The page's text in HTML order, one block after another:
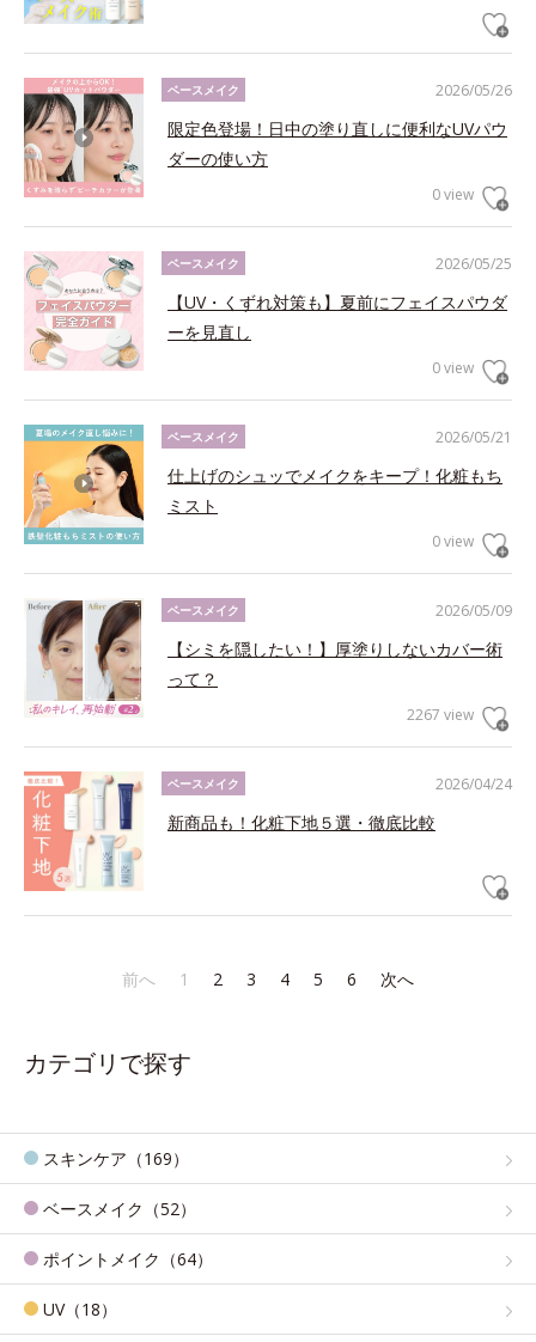
2026/05/26
ベースメイク
限定色登場！日中の塗り直しに便利なUVパウ
ダーの使い方
0 view
2026/05/25
ベースメイク
【UV・くずれ対策も】夏前にフェイスパウダ
ーを見直し
0 view
2026/05/21
ベースメイク
仕上げのシュッでメイクをキープ！化粧もち
ミスト
0 view
2026/05/09
ベースメイク
【シミを隠したい！】厚塗りしないカバー術
って？
2267 view
2026/04/24
ベースメイク
新商品も！化粧下地５選・徹底比較
前へ 1 2 3 4 5 6 次へ
カテゴリで探す
スキンケア（169）
ベースメイク（52）
ポイントメイク（64）
UV（18）